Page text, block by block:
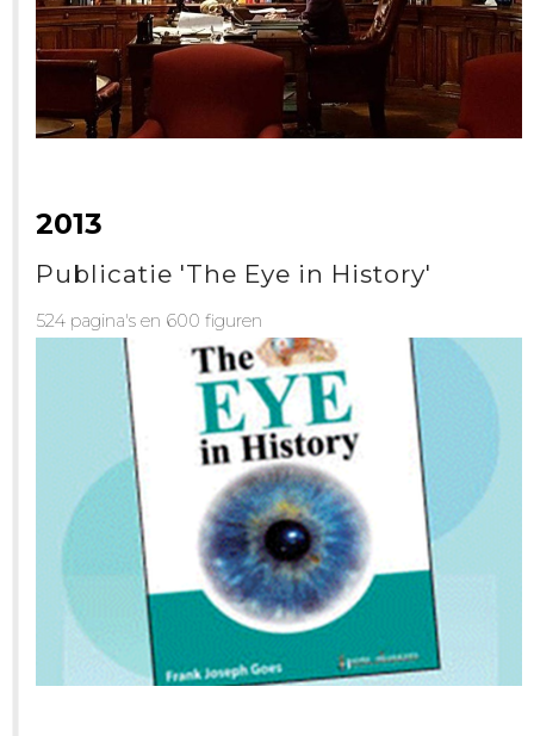
2013
Publicatie 'The Eye in History'
524 pagina's en 600 figuren